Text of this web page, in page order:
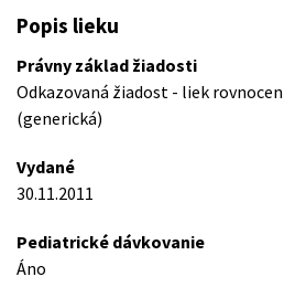
Popis lieku
Právny základ žiadosti
Odkazovaná žiadost - liek
(generická)
Vydané
30.11.2011
Pediatrické dávkovanie
Áno